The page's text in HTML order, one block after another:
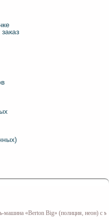
машина «Berton Big» (полиция, неон) с